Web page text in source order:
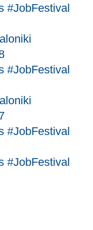
#JobFestival
#JobFestival
#JobFestival
#JobFestival